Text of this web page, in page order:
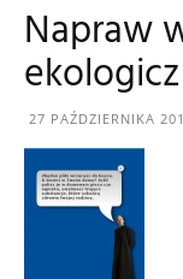
Napraw
27 PAŹDZIERNIKA